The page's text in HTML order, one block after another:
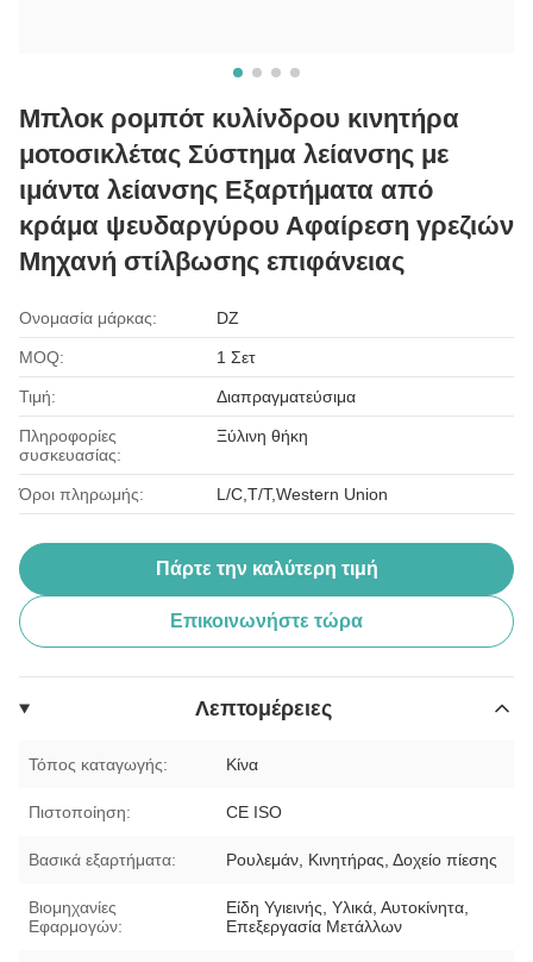
Μπλοκ ρομπότ κυλίνδρου κινητήρα
μοτοσικλέτας Σύστημα λείανσης με
ιμάντα λείανσης Εξαρτήματα από
κράμα ψευδαργύρου Αφαίρεση γρεζιών
Μηχανή στίλβωσης επιφάνειας
Ονομασία μάρκας: DZ
MOQ: 1 Σετ
Τιμή: Διαπραγματεύσιμα
Πληροφορίες
συσκευασίας:
Ξύλινη θήκη
Όροι πληρωμής: L/C,T/T,Western Union
Πάρτε την καλύτερη τιμή
Επικοινωνήστε τώρα
Λεπτομέρειες
Τόπος καταγωγής: Κίνα
Πιστοποίηση: CE ISO
Βασικά εξαρτήματα: Ρουλεμάν, Κινητήρας, Δοχείο πίεσης
Βιομηχανίες
Εφαρμογών:
Είδη Υγιεινής, Υλικά, Αυτοκίνητα,
Επεξεργασία Μετάλλων